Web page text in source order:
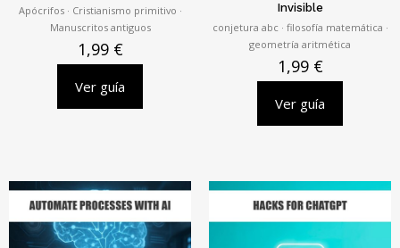
Apócrifos · Cristianismo primitivo ·
Manuscritos antiguos
1,99 €
Ver guía
Invisible
conjetura abc · filosofía matemática ·
geometría aritmética
1,99 €
Ver guía